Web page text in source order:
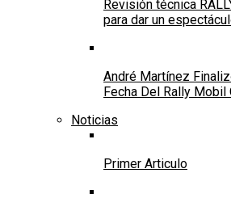
Revisión técnica
para dar un
André Martínez
Fecha Del Rally Mobil
Noticias
Primer Articulo